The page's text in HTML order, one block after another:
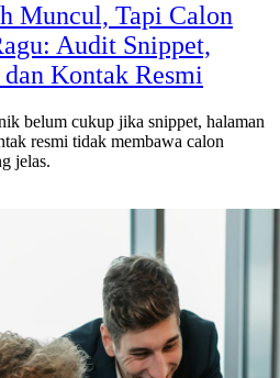
Muncul, Tapi Calon
Audit Snippet,
Kontak Resmi
belum cukup jika snippet, halaman
resmi tidak membawa calon
jelas.